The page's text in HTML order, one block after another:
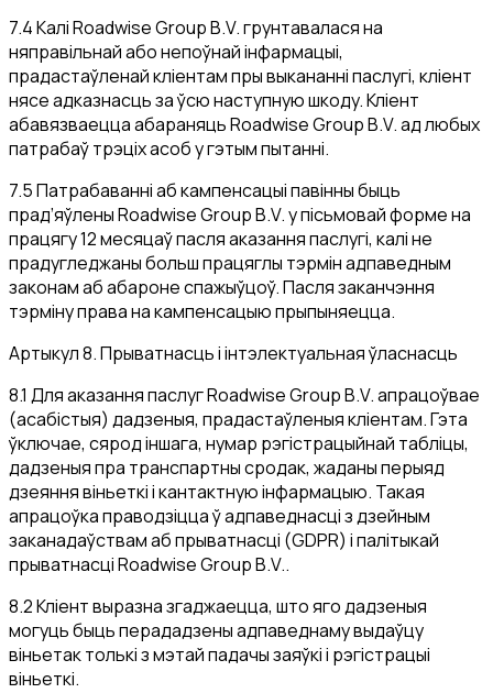
7.4 Калі Roadwise Group B.V. грунтавалася на
няправільнай або непоўнай інфармацыі,
прадастаўленай кліентам пры выкананні паслугі, кліент
нясе адказнасць за ўсю наступную шкоду. Кліент
абавязваецца абараняць Roadwise Group B.V. ад любых
патрабаў трэціх асоб у гэтым пытанні.
7.5 Патрабаванні аб кампенсацыі павінны быць
прад’яўлены Roadwise Group B.V. у пісьмовай форме на
працягу 12 месяцаў пасля аказання паслугі, калі не
прадугледжаны больш працяглы тэрмін адпаведным
законам аб абароне спажыўцоў. Пасля заканчэння
тэрміну права на кампенсацыю прыпыняецца.
Артыкул 8. Прыватнасць і інтэлектуальная ўласнасць
8.1 Для аказання паслуг Roadwise Group B.V. апрацоўвае
(асабістыя) дадзеныя, прадастаўленыя кліентам. Гэта
ўключае, сярод іншага, нумар рэгістрацыйнай табліцы,
дадзеныя пра транспартны сродак, жаданы перыяд
дзеяння віньеткі і кантактную інфармацыю. Такая
апрацоўка праводзіцца ў адпаведнасці з дзейным
заканадаўствам аб прыватнасці (GDPR) і палітыкай
прыватнасці Roadwise Group B.V..
8.2 Кліент выразна згаджаецца, што яго дадзеныя
могуць быць перададзены адпаведнаму выдаўцу
віньетак толькі з мэтай падачы заяўкі і рэгістрацыі
віньеткі.